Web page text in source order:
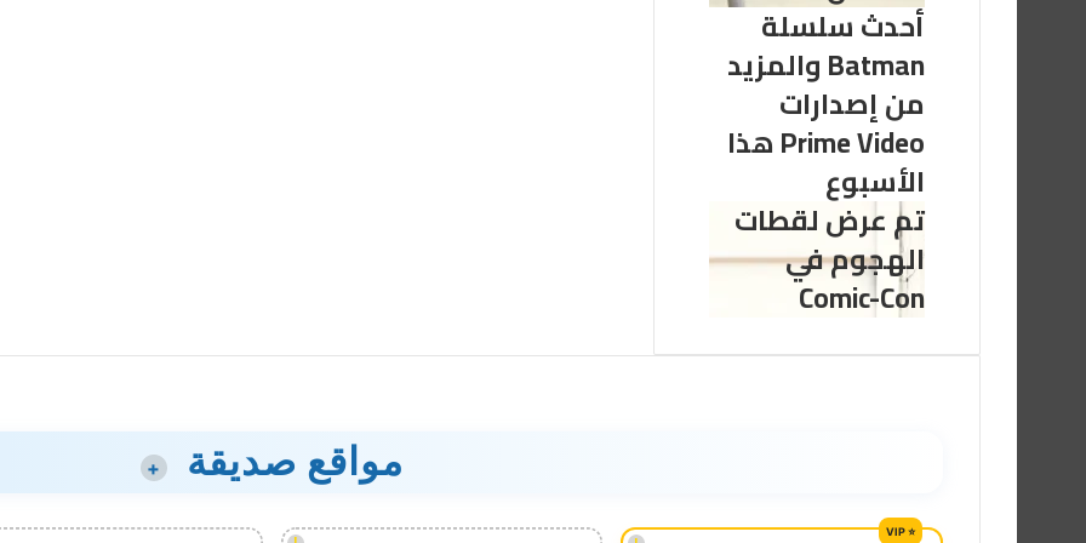
جديدة
القصص
أحدث
سلسلة
Batman
والمزيد
من
إصدارات
Prime
Video
هذا
الأسبوع
أحدث سلسلة
Batman والمزيد
من إصدارات
Prime Video هذا
الأسبوع
تم
عرض
لقطات
الهجوم
في
Con
تم عرض لقطات
الهجوم في
Comic-Con
مواقع صديقة +